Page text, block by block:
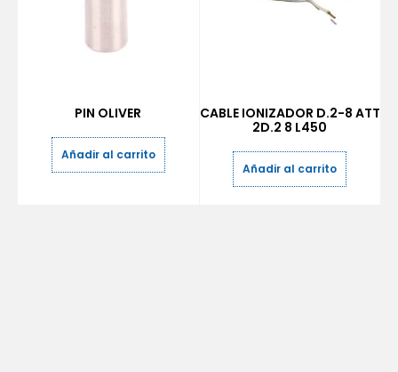
PIN OLIVER
Añadir al carrito
CABLE IONIZADOR D.2-8 ATT
2D.2 8 L450
Añadir al carrito